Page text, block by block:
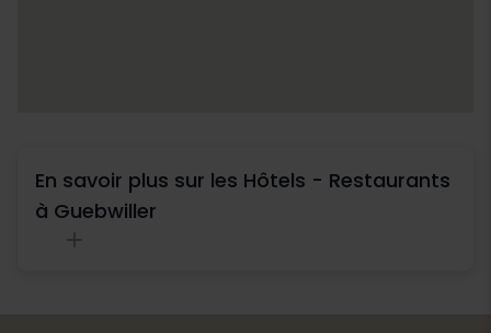
En savoir plus sur les Hôtels - Restaurants
à Guebwiller